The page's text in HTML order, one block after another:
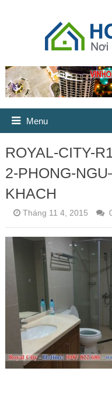
Menu
ROYAL-CITY-
2-PHONG-
KHACH
Tháng 11 4, 2015